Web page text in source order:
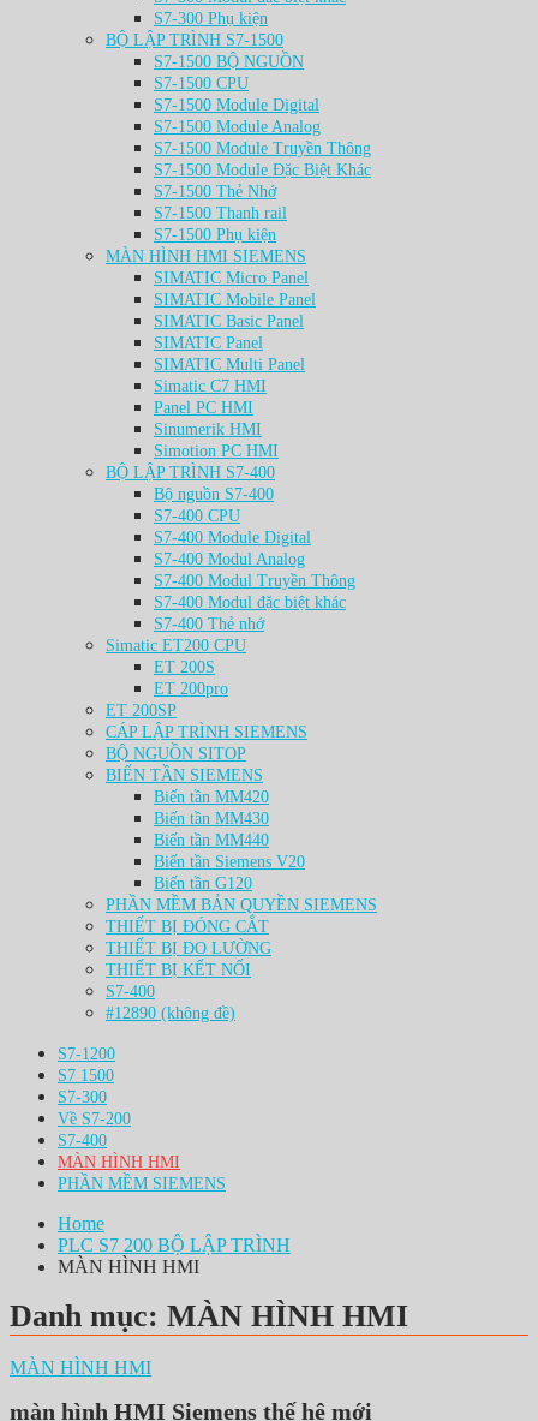
S7-300 Phụ kiện
BỘ LẬP TRÌNH S7-1500
S7-1500 BỘ NGUỒN
S7-1500 CPU
S7-1500 Module Digital
S7-1500 Module Analog
S7-1500 Module Truyền Thông
S7-1500 Module Đặc Biệt Khác
S7-1500 Thẻ Nhớ
S7-1500 Thanh rail
S7-1500 Phụ kiện
MÀN HÌNH HMI SIEMENS
SIMATIC Micro Panel
SIMATIC Mobile Panel
SIMATIC Basic Panel
SIMATIC Panel
SIMATIC Multi Panel
Simatic C7 HMI
Panel PC HMI
Sinumerik HMI
Simotion PC HMI
BỘ LẬP TRÌNH S7-400
Bộ nguồn S7-400
S7-400 CPU
S7-400 Module Digital
S7-400 Modul Analog
S7-400 Modul Truyền Thông
S7-400 Modul đặc biệt khác
S7-400 Thẻ nhớ
Simatic ET200 CPU
ET 200S
ET 200pro
ET 200SP
CÁP LẬP TRÌNH SIEMENS
BỘ NGUỒN SITOP
BIẾN TẦN SIEMENS
Biến tần MM420
Biến tần MM430
Biến tần MM440
Biến tần Siemens V20
Biến tần G120
PHẦN MỀM BẢN QUYỀN SIEMENS
THIẾT BỊ ĐÓNG CẮT
THIẾT BỊ ĐO LƯỜNG
THIẾT BỊ KẾT NỐI
S7-400
#12890 (không đề)
S7-1200
S7 1500
S7-300
Về S7-200
S7-400
MÀN HÌNH HMI
PHẦN MỀM SIEMENS
Home
PLC S7 200 BỘ LẬP TRÌNH
MÀN HÌNH HMI
Danh mục: MÀN HÌNH HMI
MÀN HÌNH HMI
màn hình HMI Siemens thế hệ mới